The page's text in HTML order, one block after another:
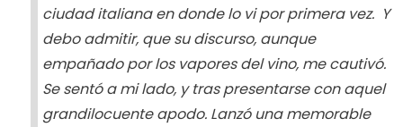
ciudad italiana en donde lo vi por primera vez. Y
debo admitir, que su discurso, aunque
empañado por los vapores del vino, me cautivó.
Se sentó a mi lado, y tras presentarse con aquel
grandilocuente apodo. Lanzó una memorable